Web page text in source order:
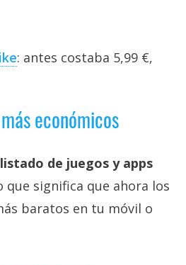
: antes costaba 5,99 €,
económicos
listado de juegos y apps
que significa que ahora los
baratos en tu móvil o